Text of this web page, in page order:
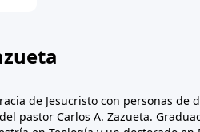
de Jesucristo con personas de
pastor Carlos A. Zazueta.